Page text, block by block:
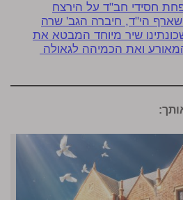
חסידי חב"ד על הירצח
הי"ד, חיברה הגב' שרה
שיר מיוחד המבטא את
ואת הכמיהה לגאולה